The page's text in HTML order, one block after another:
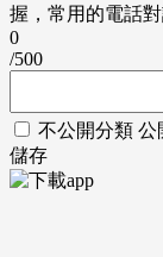
握，常用的電話
0
/500
不公開分類 公
儲存